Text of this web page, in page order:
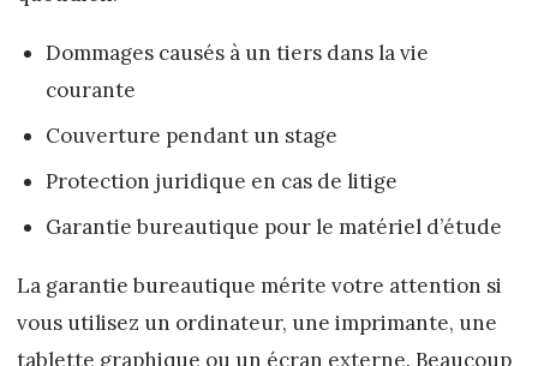
Dommages causés à un tiers dans la vie
courante
Couverture pendant un stage
Protection juridique en cas de litige
Garantie bureautique pour le matériel d’étude
La garantie bureautique mérite votre attention si
vous utilisez un ordinateur, une imprimante, une
tablette graphique ou un écran externe. Beaucoup